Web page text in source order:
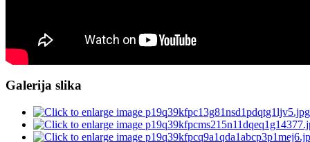
Galerija slika